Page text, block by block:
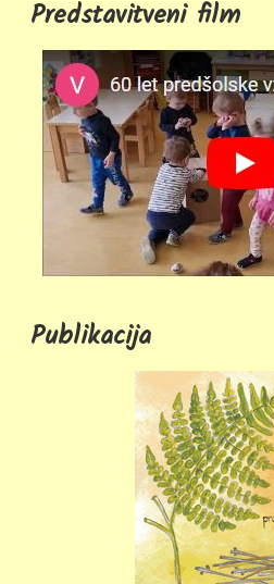
Predstavitveni film
Publikacija